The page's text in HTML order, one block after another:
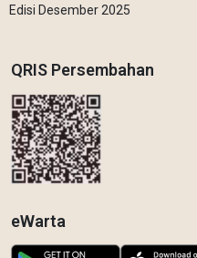
Edisi Desember 2025
QRIS Persembahan
eWarta